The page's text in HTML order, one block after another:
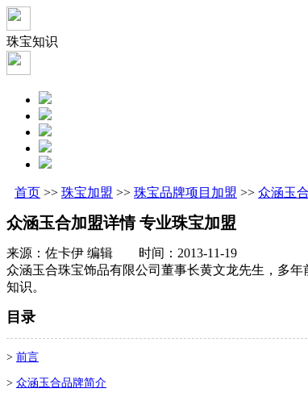
珠宝知识
首页 >> 珠宝加盟 >> 珠宝品牌项目加盟 >> 众涵玉
众涵玉合加盟详情 专业珠宝加盟
来源：佐卡伊 编辑 时间：2013-11-19
众涵玉合珠宝饰品有限公司董事长黄文龙先生，多
知识。
目录
> 前言
> 众涵玉合品牌简介